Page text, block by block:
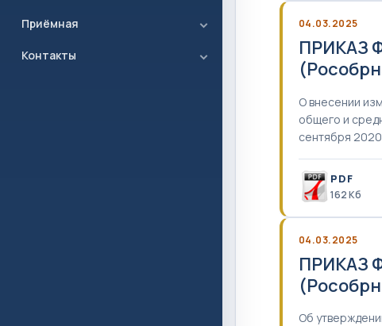
Приёмная
Контакты
04.03.2025
ПРИКАЗ
О внесении
общего и
сентября
PDF
162 Кб
04.03.2025
ПРИКАЗ
Об